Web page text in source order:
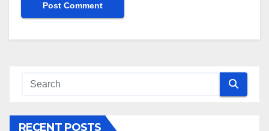
RECENT POSTS